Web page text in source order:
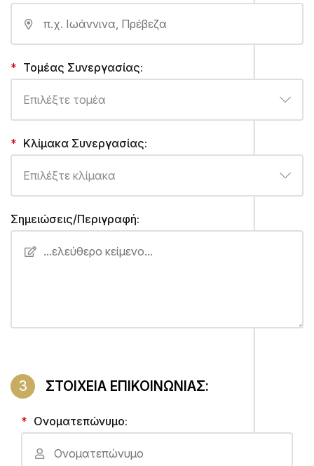
Τομέας Συνεργασίας:
Κλίμακα Συνεργασίας:
Σημειώσεις/Περιγραφή:
3 ΣΤΟΙΧΕΙΑ ΕΠΙΚΟΙΝΩΝΙΑΣ:
Ονοματεπώνυμο: